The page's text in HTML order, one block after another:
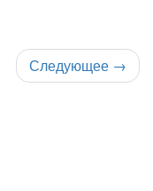
Следующее →